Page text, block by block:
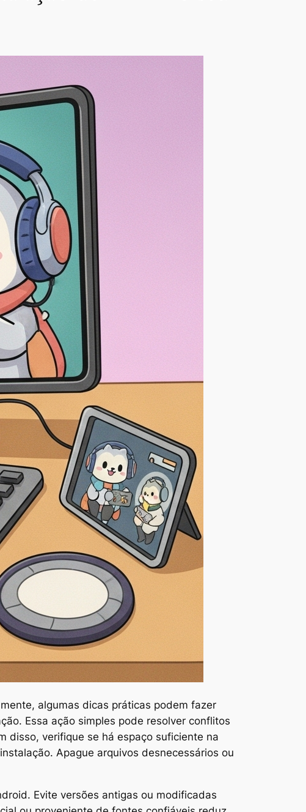
algumas dicas práticas podem fazer
Essa ação simples pode resolver conflitos
disso, verifique se há espaço suficiente na
Apague arquivos desnecessários ou
Evite versões antigas ou modificadas